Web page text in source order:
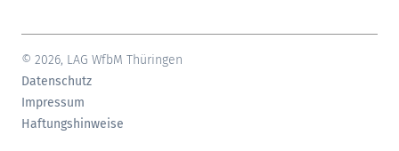
© 2026, LAG WfbM Thüringen
Datenschutz
Impressum
Haftungshinweise